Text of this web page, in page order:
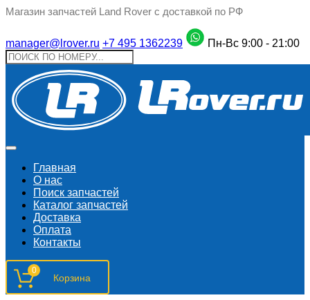
Магазин запчастей Land Rover с доставкой по РФ
manager@lrover.ru +7 495 1362239 Пн-Вс 9:00 - 21:00
Главная
О нас
Поиск запчастeй
Каталог запчастей
Доставка
Оплата
Контакты
0